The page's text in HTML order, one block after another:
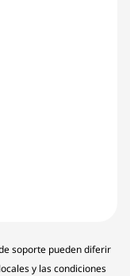
soporte pueden diferir
y las condiciones